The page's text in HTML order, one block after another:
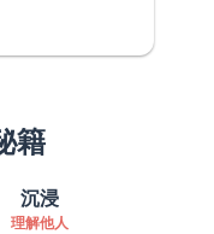
籍
沉浸
理解他人